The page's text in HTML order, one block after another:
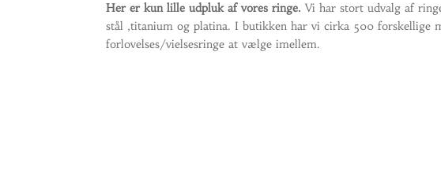
Her er kun lille udpluk af vores ringe. Vi har stort udvalg af
stål ,titanium og platina. I butikken har vi cirka 500 forskellige
forlovelses/vielsesringe at vælge imellem.